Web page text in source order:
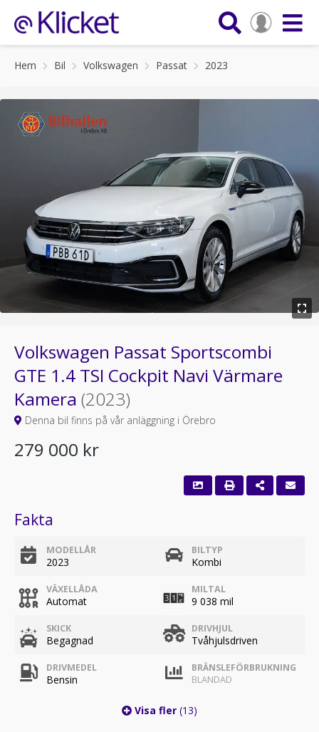
Hem Bil Volkswagen Passat 2023
Volkswagen Passat Sportscombi
GTE 1.4 TSI Cockpit Navi Värmare
Kamera (2023)
Denna bil finns på vår anläggning i Örebro
279 000 kr
Fakta
MODELLÅR
2023
BILTYP
Kombi
VÄXELLÅDA
Automat
MILTAL
9 038 mil
SKICK
Begagnad
DRIVHJUL
Tvåhjulsdriven
DRIVMEDEL
Bensin
BRÄNSLEFÖRBRUKNING
BLANDAD
Visa fler (13)